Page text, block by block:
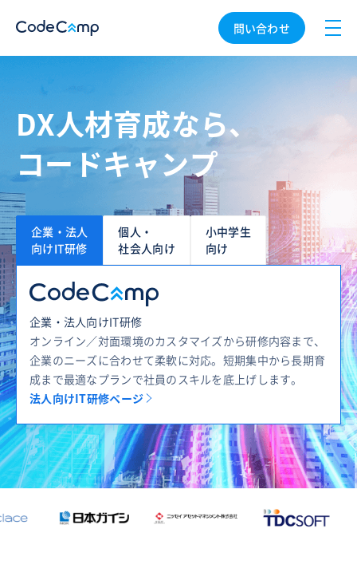
問い合わせ
DX人材育成なら、
コードキャンプ
企業・法人
向けIT研修
個人・
社会人向け
小中学生
向け
企業・法人向けIT研修
オンライン／対面環境のカスタマイズから研修内容まで、
企業のニーズに合わせて柔軟に対応。短期集中から長期育
成まで最適なプランで社員のスキルを底上げします。
法人向けIT研修ページ